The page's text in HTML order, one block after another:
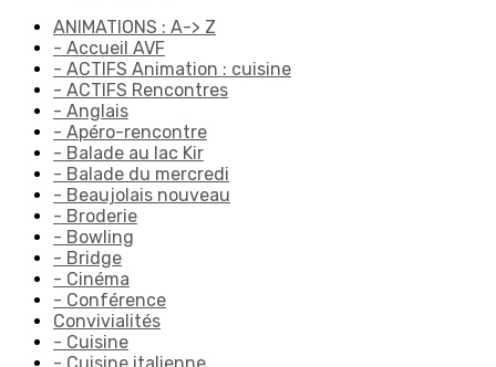
ANIMATIONS : A-> Z
- Accueil AVF
- ACTIFS Animation : cuisine
- ACTIFS Rencontres
- Anglais
- Apéro-rencontre
- Balade au lac Kir
- Balade du mercredi
- Beaujolais nouveau
- Broderie
- Bowling
- Bridge
- Cinéma
- Conférence
Convivialités
- Cuisine